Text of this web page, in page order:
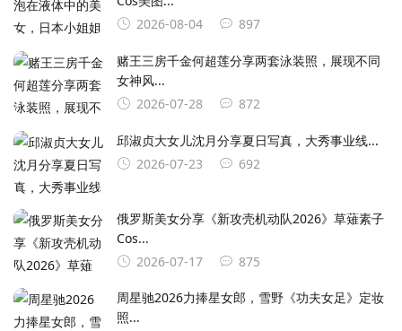
2026-08-04
897
赌王三房千金何超莲分享两套泳装照，展现不同
女神风...
2026-07-28
872
邱淑贞大女儿沈月分享夏日写真，大秀事业线...
2026-07-23
692
俄罗斯美女分享《新攻壳机动队2026》草薙素子
Cos...
2026-07-17
875
周星驰2026力捧星女郎，雪野《功夫女足》定妆
照...